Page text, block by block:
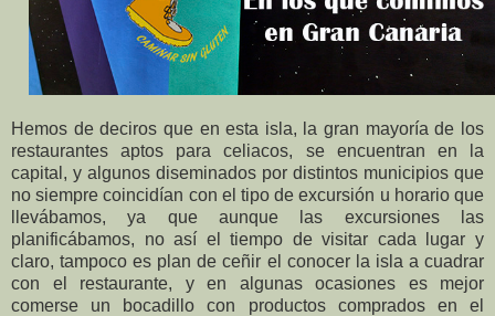
Hemos de deciros que en esta isla, la gran mayoría de los
restaurantes aptos para celiacos, se encuentran en la
capital, y algunos diseminados por distintos municipios que
no siempre coincidían con el tipo de excursión u horario que
llevábamos, ya que aunque las excursiones las
planificábamos, no así el tiempo de visitar cada lugar y
claro, tampoco es plan de ceñir el conocer la isla a cuadrar
con el restaurante, y en algunas ocasiones es mejor
comerse un bocadillo con productos comprados en el